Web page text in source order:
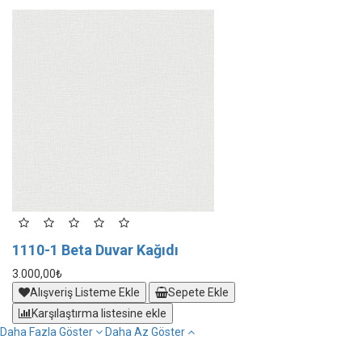
1110-1 Beta Duvar Kağıdı
3.000,00₺
Alışveriş Listeme Ekle
Sepete Ekle
Karşılaştırma listesine ekle
Daha Fazla Göster
Daha Az Göster